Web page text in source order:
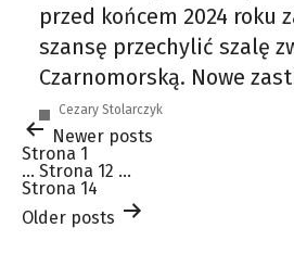
przed końcem 2024 roku
szansę przechylić szalę
Czarnomorską. Nowe
Cezary Stolarczyk
Stronicowanie
wpisów
Newer posts
Strona 1
… Strona 12 …
Strona 14
Older posts